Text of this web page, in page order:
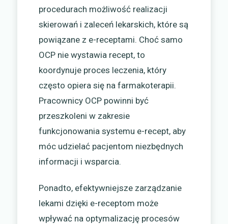
procedurach możliwość realizacji
skierowań i zaleceń lekarskich, które są
powiązane z e-receptami. Choć samo
OCP nie wystawia recept, to
koordynuje proces leczenia, który
często opiera się na farmakoterapii.
Pracownicy OCP powinni być
przeszkoleni w zakresie
funkcjonowania systemu e-recept, aby
móc udzielać pacjentom niezbędnych
informacji i wsparcia.
Ponadto, efektywniejsze zarządzanie
lekami dzięki e-receptom może
wpływać na optymalizację procesów